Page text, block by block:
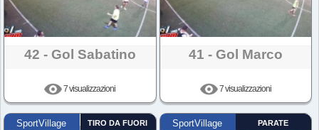
42 - Gol Sabatino
7 visualizzazioni
41 - Gol Marco
7 visualizzazioni
SportVillage TIRO DA FUORI SportVillage PARATE